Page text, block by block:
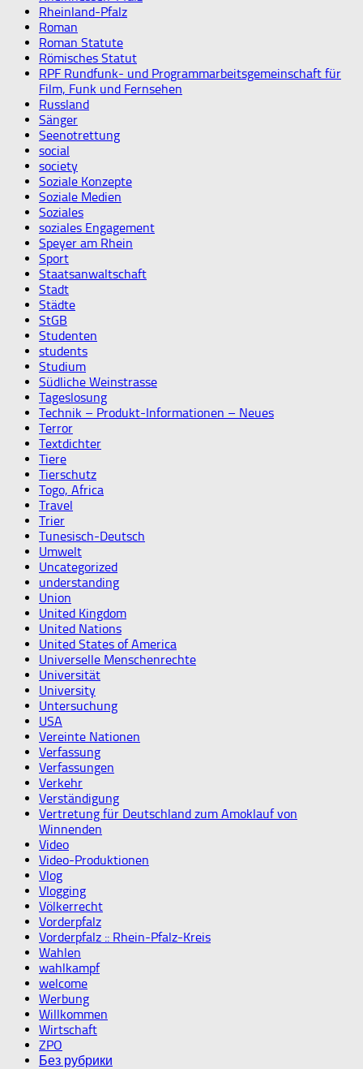
Rheinland-Pfalz
Roman
Roman Statute
Römisches Statut
RPF Rundfunk- und Programmarbeitsgemeinschaft für
Film, Funk und Fernsehen
Russland
Sänger
Seenotrettung
social
society
Soziale Konzepte
Soziale Medien
Soziales
soziales Engagement
Speyer am Rhein
Sport
Staatsanwaltschaft
Stadt
Städte
StGB
Studenten
students
Studium
Südliche Weinstrasse
Tageslosung
Technik – Produkt-Informationen – Neues
Terror
Textdichter
Tiere
Tierschutz
Togo, Africa
Travel
Trier
Tunesisch-Deutsch
Umwelt
Uncategorized
understanding
Union
United Kingdom
United Nations
United States of America
Universelle Menschenrechte
Universität
University
Untersuchung
USA
Vereinte Nationen
Verfassung
Verfassungen
Verkehr
Verständigung
Vertretung für Deutschland zum Amoklauf von
Winnenden
Video
Video-Produktionen
Vlog
Vlogging
Völkerrecht
Vorderpfalz
Vorderpfalz :: Rhein-Pfalz-Kreis
Wahlen
wahlkampf
welcome
Werbung
Willkommen
Wirtschaft
ZPO
Без рубрики